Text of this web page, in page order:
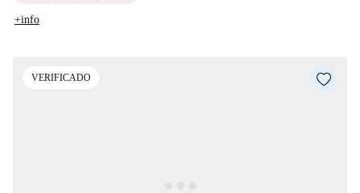
+info
VERIFICADO